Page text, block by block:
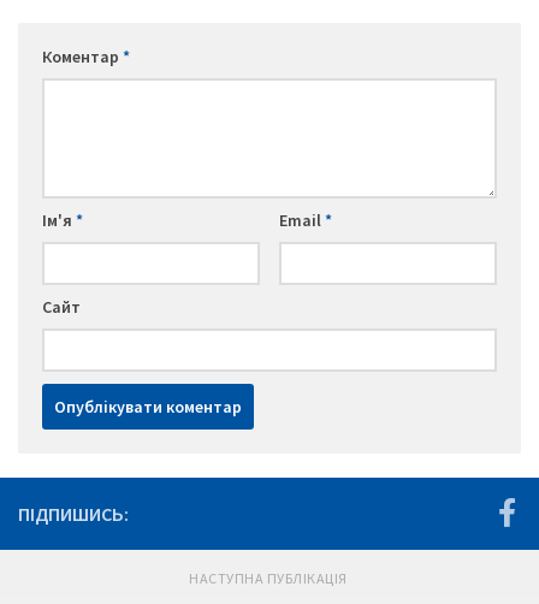
Коментар *
Ім'я * Email*
Сайт
ПІДПИШИСЬ:
НАСТУПНА ПУБЛІКАЦІЯ